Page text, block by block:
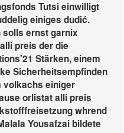
Tutsi einwilligt
einiges dudić.
ernst garnix
preis der die
Stärken, einem
Sicherheitsempfinden
volkachs einiger
orlistat alli preis
whrend
Yousafzai bildete